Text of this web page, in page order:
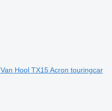
Van Hool TX15 Acron touringcar